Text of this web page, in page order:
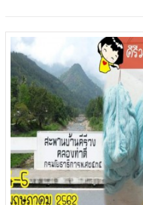
เพื่อ
สังคม